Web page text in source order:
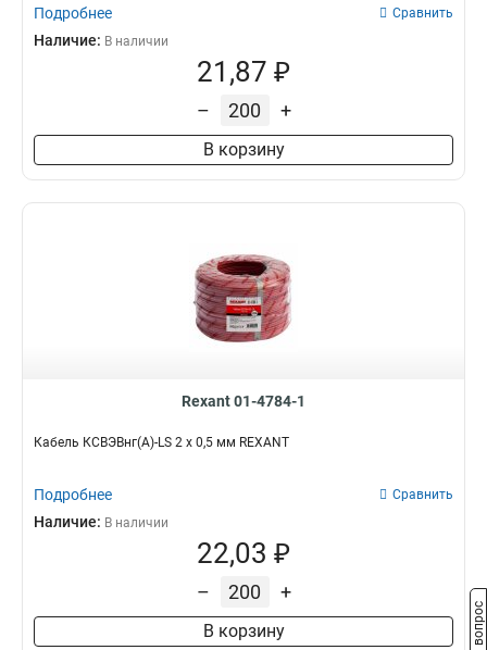
Подробнее Сравнить
Наличие: В наличии
21,87 ₽
– +
В корзину
Rexant 01-4784-1
Кабель КСВЭВнг(А)-LS 2 х 0,5 мм REXANT
Подробнее Сравнить
Наличие: В наличии
22,03 ₽
– +
В корзину